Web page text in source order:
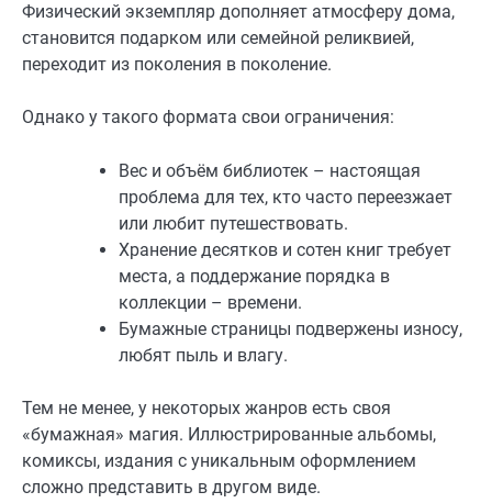
Физический экземпляр дополняет атмосферу дома,
становится подарком или семейной реликвией,
переходит из поколения в поколение.
Однако у такого формата свои ограничения:
Вес и объём библиотек – настоящая
проблема для тех, кто часто переезжает
или любит путешествовать.
Хранение десятков и сотен книг требует
места, а поддержание порядка в
коллекции – времени.
Бумажные страницы подвержены износу,
любят пыль и влагу.
Тем не менее, у некоторых жанров есть своя
«бумажная» магия. Иллюстрированные альбомы,
комиксы, издания с уникальным оформлением
сложно представить в другом виде.